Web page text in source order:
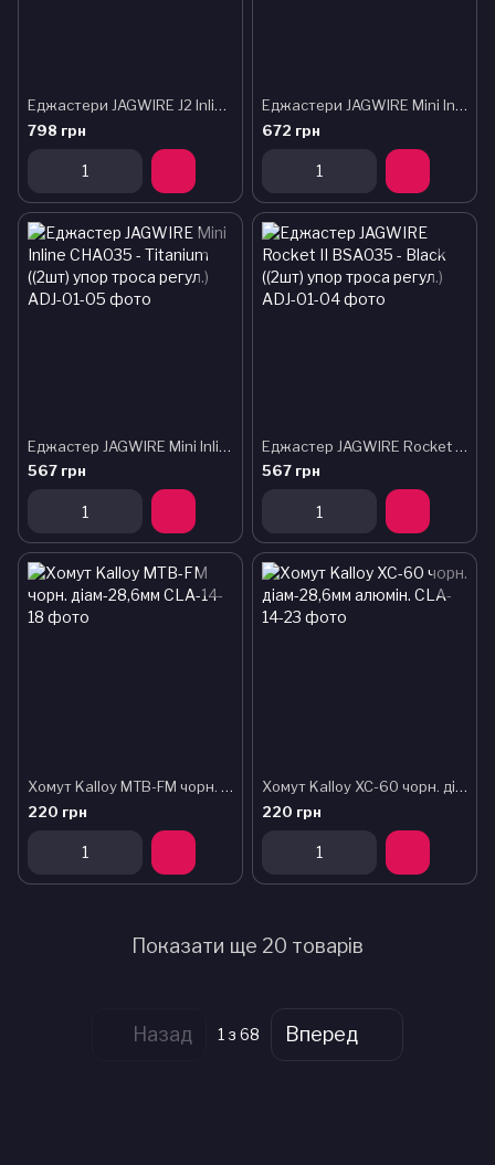
Еджастери JAGWIRE J2 Inline BSA044 - Black ((2шт) упор троса регул.)
798 грн
Еджастери JAGWIRE Mini Inline BSA036 - Black ((2шт) упор троса регул.)
672 грн
Еджастер JAGWIRE Mini Inline CHA035 - Titanium ((2шт) упор троса регул.)
567 грн
Еджастер JAGWIRE Rocket II BSA035 - Black ((2шт) упор троса регул.)
567 грн
Хомут Kalloy MTB-FM чорн. діам-28,6мм
220 грн
Хомут Kalloy XC-60 чорн. діам-28,6мм алюмін.
220 грн
Показати ще 20 товарів
Назад 1 з 68 Вперед